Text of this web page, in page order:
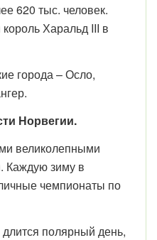
620 тыс. человек.
Харальд III в
города – Осло,
Норвегии.
великолепными
Каждую зиму в
чемпионаты по
полярный день,